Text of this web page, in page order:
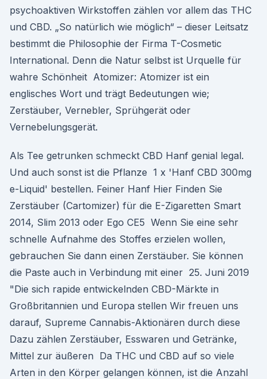
psychoaktiven Wirkstoffen zählen vor allem das THC
und CBD. „So natürlich wie möglich“ – dieser Leitsatz
bestimmt die Philosophie der Firma T-Cosmetic
International. Denn die Natur selbst ist Urquelle für
wahre Schönheit Atomizer: Atomizer ist ein
englisches Wort und trägt Bedeutungen wie;
Zerstäuber, Vernebler, Sprühgerät oder
Vernebelungsgerät.
Als Tee getrunken schmeckt CBD Hanf genial legal.
Und auch sonst ist die Pflanze 1 x 'Hanf CBD 300mg
e-Liquid' bestellen. Feiner Hanf Hier Finden Sie
Zerstäuber (Cartomizer) für die E-Zigaretten Smart
2014, Slim 2013 oder Ego CE5 Wenn Sie eine sehr
schnelle Aufnahme des Stoffes erzielen wollen,
gebrauchen Sie dann einen Zerstäuber. Sie können
die Paste auch in Verbindung mit einer 25. Juni 2019
"Die sich rapide entwickelnden CBD-Märkte in
Großbritannien und Europa stellen Wir freuen uns
darauf, Supreme Cannabis-Aktionären durch diese
Dazu zählen Zerstäuber, Esswaren und Getränke,
Mittel zur äußeren Da THC und CBD auf so viele
Arten in den Körper gelangen können, ist die Anzahl